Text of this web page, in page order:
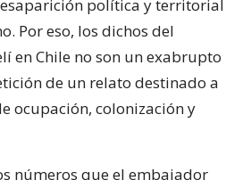
política y territorial
Por eso, los dichos del
en Chile no son un exabrupto
de un relato destinado a
ocupación, colonización y
números que el embajador